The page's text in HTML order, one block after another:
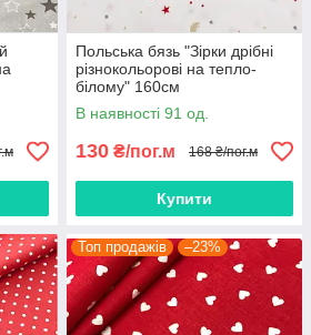
Польська бязь "Зірки дрібні
різнокольорові на тепло-
білому" 160см
В наявності 91 од.
130 ₴/пог.м 168 ₴/пог.м
Купити
Топ продажів –23%